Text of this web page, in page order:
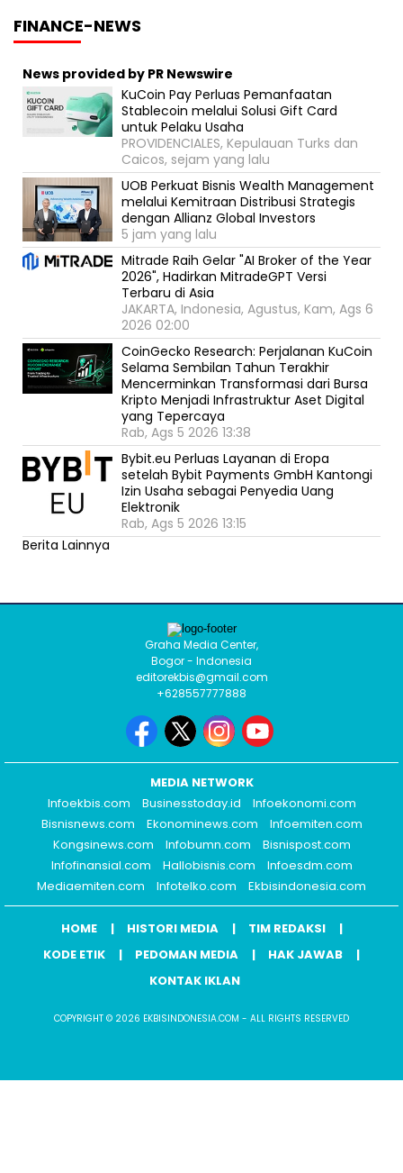
FINANCE-NEWS
News provided by PR Newswire
KuCoin Pay Perluas Pemanfaatan
Stablecoin melalui Solusi Gift Card
untuk Pelaku Usaha
PROVIDENCIALES, Kepulauan Turks dan
Caicos, sejam yang lalu
UOB Perkuat Bisnis Wealth Management
melalui Kemitraan Distribusi Strategis
dengan Allianz Global Investors
5 jam yang lalu
Mitrade Raih Gelar "AI Broker of the Year
2026", Hadirkan MitradeGPT Versi
Terbaru di Asia
JAKARTA, Indonesia, Agustus, Kam, Ags 6
2026 02:00
CoinGecko Research: Perjalanan KuCoin
Selama Sembilan Tahun Terakhir
Mencerminkan Transformasi dari Bursa
Kripto Menjadi Infrastruktur Aset Digital
yang Tepercaya
Rab, Ags 5 2026 13:38
Bybit.eu Perluas Layanan di Eropa
setelah Bybit Payments GmbH Kantongi
Izin Usaha sebagai Penyedia Uang
Elektronik
Rab, Ags 5 2026 13:15
Berita Lainnya
Graha Media Center,
Bogor - Indonesia
editorekbis@gmail.com
+628557777888
MEDIA NETWORK
Infoekbis.com
Businesstoday.id
Infoekonomi.com
Bisnisnews.com
Ekonominews.com
Infoemiten.com
Kongsinews.com
Infobumn.com
Bisnispost.com
Infofinansial.com
Hallobisnis.com
Infoesdm.com
Mediaemiten.com
Infotelko.com Ekbisindonesia.com
HOME HISTORI MEDIA
TIM REDAKSI
KODE ETIK
PEDOMAN MEDIA
HAK JAWAB
KONTAK IKLAN
COPYRIGHT © 2026 EKBISINDONESIA.COM - ALL RIGHTS RESERVED